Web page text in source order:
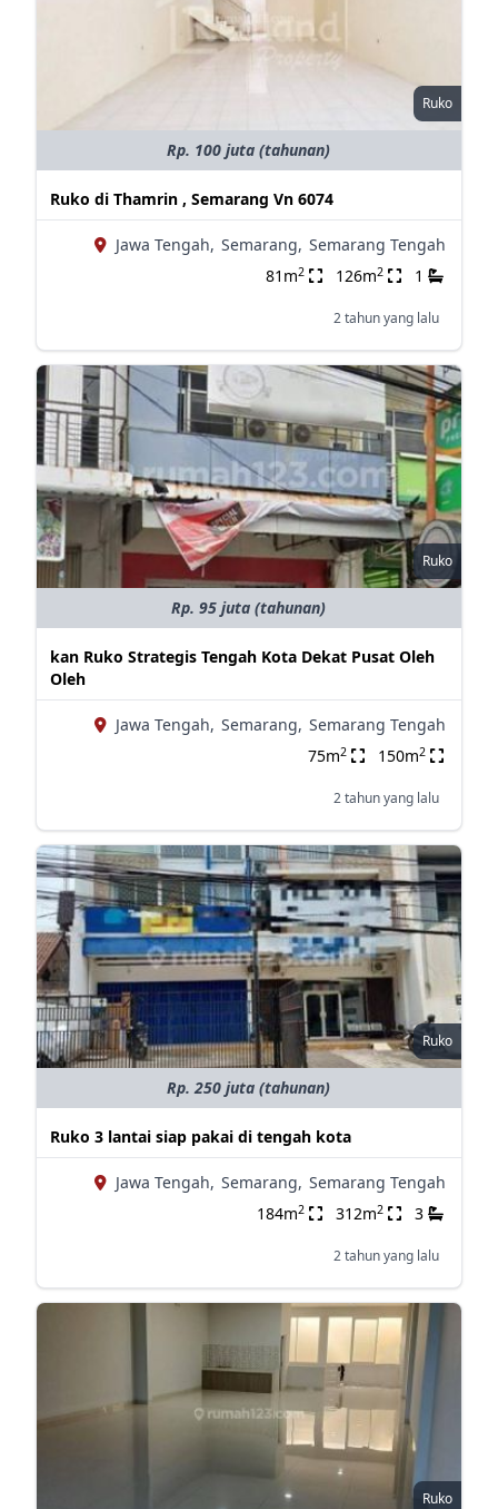
Ruko
Rp. 100 juta (tahunan)
Ruko di Thamrin , Semarang Vn 6074
Jawa Tengah, Semarang, Semarang Tengah
81m2 126m2 1
2 tahun yang lalu
Ruko
Rp. 95 juta (tahunan)
kan Ruko Strategis Tengah Kota Dekat Pusat Oleh
Oleh
Jawa Tengah, Semarang, Semarang Tengah
75m2 150m2
2 tahun yang lalu
Ruko
Rp. 250 juta (tahunan)
Ruko 3 lantai siap pakai di tengah kota
Jawa Tengah, Semarang, Semarang Tengah
184m2 312m2 3
2 tahun yang lalu
Ruko